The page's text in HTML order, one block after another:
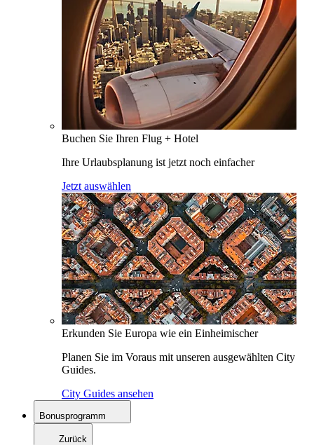
Buchen Sie Ihren Flug + Hotel
Ihre Urlaubsplanung ist jetzt noch einfacher
Jetzt auswählen
Erkunden Sie Europa wie ein Einheimischer
Planen Sie im Voraus mit unseren ausgewählten City
Guides.
City Guides ansehen
Bonusprogramm
Zurück